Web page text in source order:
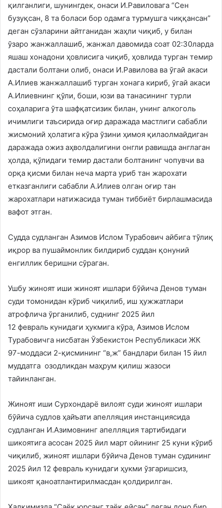
қилганлиги, шунингдек, онаси И.Равиловага “Сен
бузуқсан, 8 та боласи бор одамга турмушга чиққансан”
деган сўзларини айтганидан жаҳли чиқиб, у билан
ўзаро жанжаллашиб, жанжал давомида соат 02:30ларда
яшаш хонадони ҳовлисига чиқиб, ҳовлида турган темир
дастали болтани олиб, онаси И.Равилова ва ўгай акаси
А.Илиев жанжаллашиб турган хонага кириб, ўгай акаси
А.Илиевнинг қўли, боши, юзи ва танасининг турли
соҳаларига ўта шафқатсизик билан, унинг алкоголь
ичимлиги таъсирида оғир даражада мастлиги сабабли
жисмоний ҳолатига кўра ўзини ҳимоя қилаолмайдиган
даражада ожиз аҳволдалигини онгли равишда англаган
ҳолда, қўлидаги темир дастали болтанинг чопувчи ва
орқа қисми билан неча марта уриб тан жарохати
етказганлиги сабабли А.Илиев олган оғир тан
жарохатлари натижасида туман тиббиёт бирлашмасида
вафот этган.
Судда судланган Азимов Ислом Турабович айбига тўлиқ
иқрор ва пушаймонлик билдириб суддан қонуний
енгиллик беришни сўраган.
Ушбу жиноят иши жиноят ишлари бўйича Денов туман
суди томонидан кўриб чиқилиб, иш ҳужжатлари
атрофлича ўрганилиб, суднинг 2025 йил
12 февраль кунидаги ҳукмига кўра, Азимов Ислом
Турабовичга нисбатан Ўзбекистон Республикаси ЖК
97-моддаси 2-қисмининг “в,ж” бандлари билан 15 йил
муддатга озодликдан маҳрум қилиш жазоси
тайинланган.
Жиноят иши Сурхондарё вилоят суди жиноят ишлари
бўйича судлов ҳайъати апелляция инстанциясида
судланган И.Азимовнинг апелляция тартибидаги
шикоятига асосан 2025 йил март ойининг 25 куни кўриб
чиқилиб, жиноят ишлари бўйича Денов туман судининг
2025 йил 12 февраль кунидаги ҳукми ўзгаришсиз,
шикоят қаноатлантирилмасдан қолдирилган.